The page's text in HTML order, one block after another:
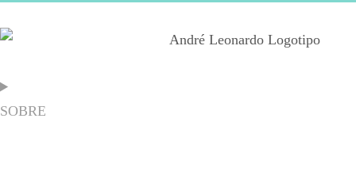
SOBRE